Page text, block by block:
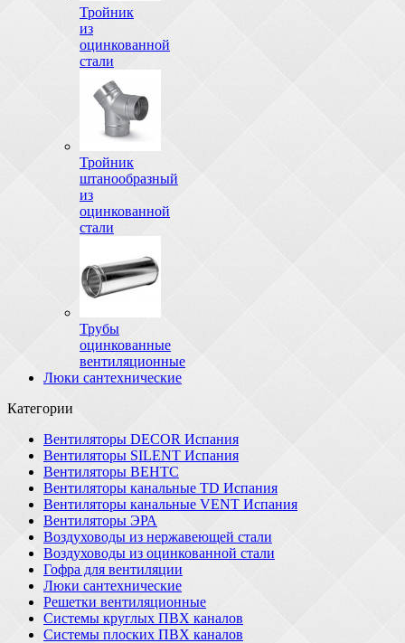
Тройник
из
оцинкованной
стали
Тройник
штанообразный
из
оцинкованной
стали
Трубы
оцинкованные
вентиляционные
Люки сантехнические
Категории
Вентиляторы DECOR Испания
Вентиляторы SILENT Испания
Вентиляторы ВЕНТС
Вентиляторы канальные TD Испания
Вентиляторы канальные VENT Испания
Вентиляторы ЭРА
Воздуховоды из нержавеющей стали
Воздуховоды из оцинкованной стали
Гофра для вентиляции
Люки сантехнические
Решетки вентиляционные
Системы круглых ПВХ каналов
Системы плоских ПВХ каналов